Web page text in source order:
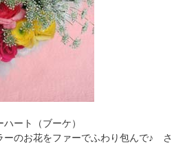
ート（ブーケ）
ーのお花をファーでふわり包んで♪ さ